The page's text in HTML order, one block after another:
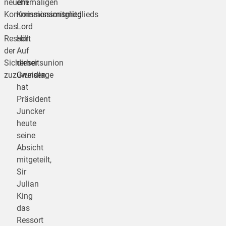
neuem
Kommissionsmitglied
das
Ressort
der
Sicherheitsunion
zuzuweisen.
ehemaligen
Kommissionsmitglieds
Lord
Hill.
Auf
dieser
Grundlage
hat
Präsident
Juncker
heute
seine
Absicht
mitgeteilt,
Sir
Julian
King
das
Ressort